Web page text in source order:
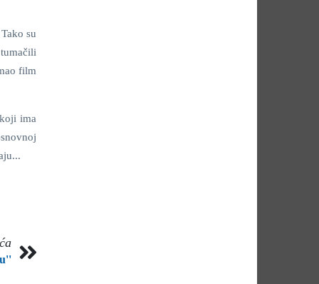
su
film
ima